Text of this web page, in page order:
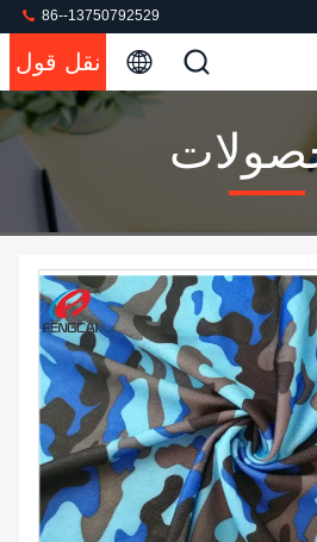
86--13750792529
نقل قول